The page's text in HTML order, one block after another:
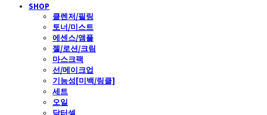
SHOP
클렌저/필링
토너/미스트
에센스/앰플
젤/로션/크림
마스크팩
선/메이크업
기능성[미백/링클]
세트
오일
닥터셀